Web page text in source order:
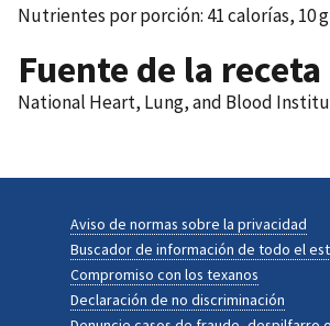
Nutrientes por porción: 41 calorías, 10
Fuente de la receta
National Heart, Lung, and Blood
Aviso de normas sobre la privacidad
Buscador de información de todo el
Compromiso con los texanos
Declaración de no discriminación